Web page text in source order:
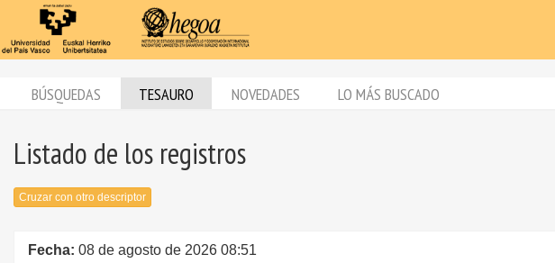
BÚSQUEDAS TESAURO NOVEDADES LO MÁS BUSCADO
Listado de los registros
Cruzar con otro descriptor
Fecha: 08 de agosto de 2026 08:51